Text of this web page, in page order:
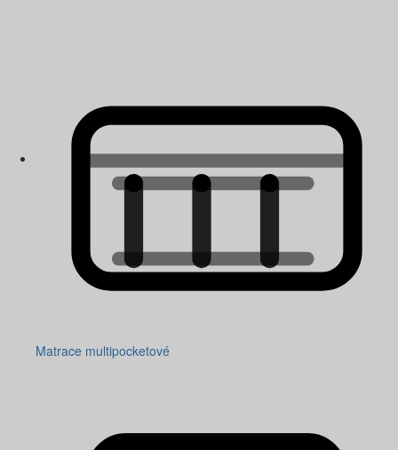
Matrace multipocketové